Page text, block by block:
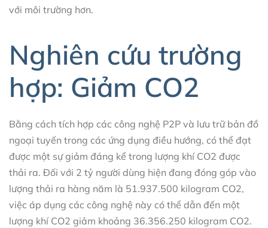
với môi trường hơn.
Nghiên cứu trường
hợp: Giảm CO2
Bằng cách tích hợp các công nghệ P2P và lưu trữ bản đồ
ngoại tuyến trong các ứng dụng điều hướng, có thể đạt
được một sự giảm đáng kể trong lượng khí CO2 được
thải ra. Đối với 2 tỷ người dùng hiện đang đóng góp vào
lượng thải ra hàng năm là 51.937.500 kilogram CO2,
việc áp dụng các công nghệ này có thể dẫn đến một
lượng khí CO2 giảm khoảng 36.356.250 kilogram CO2.